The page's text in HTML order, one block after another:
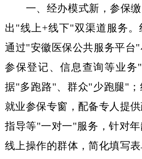
一、经办模式新，参保
出 "线上+线下"双渠道服务。
通过"安徽医保公共服务平台
参保登记、信息查询等业
据"多跑路"、群众"少跑腿"
就业参保专窗，配备专人提
指导等"一对一"服务，针对
线上操作的群体，简化填写